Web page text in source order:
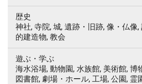
歴史
神社, 寺院, 城, 遺跡・旧跡, 像・仏像,
的建造物, 教会
遊ぶ・学ぶ
海水浴場, 動物園, 水族館, 美術館, 博
図書館, 劇場・ホール, 工場, 公園, 霊